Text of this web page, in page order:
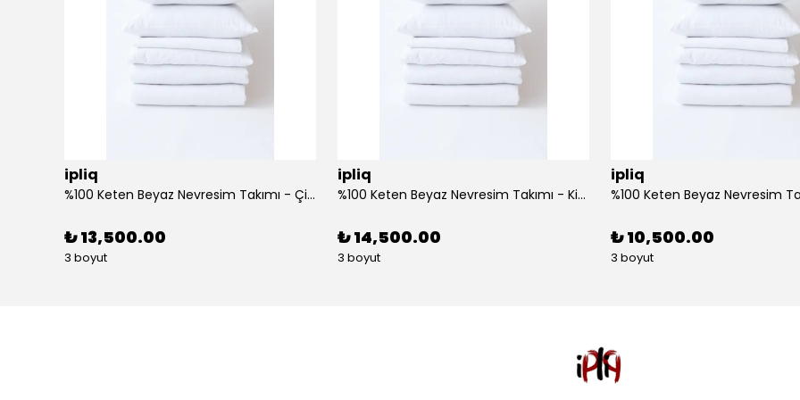
ipliq
%100 Keten Beyaz Nevresim Takımı - Çift Kişilik
₺ 13,500.00
3 boyut
ipliq
%100 Keten Beyaz Nevresim Takımı - King Size
₺ 14,500.00
3 boyut
ipliq
₺ 10,500.00
3 boyut